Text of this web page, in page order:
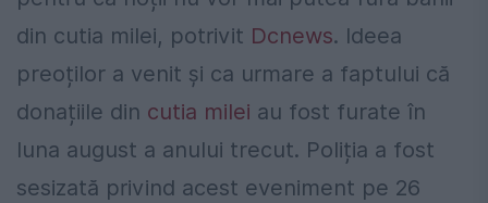
din cutia milei, potrivit Dcnews. Ideea
preoților a venit și ca urmare a faptului că
donațiile din cutia milei au fost furate în
luna august a anului trecut. Poliția a fost
sesizată privind acest eveniment pe 26